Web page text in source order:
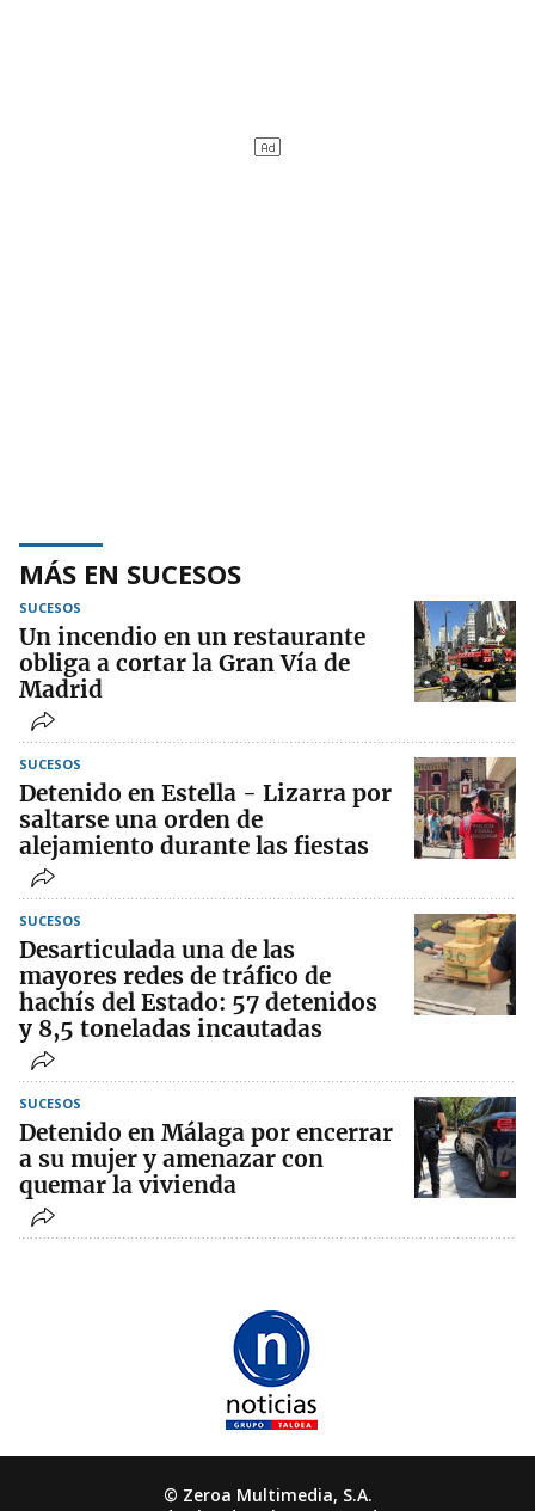
MÁS EN SUCESOS
SUCESOS
Un incendio en un restaurante
obliga a cortar la Gran Vía de
Madrid
SUCESOS
Detenido en Estella - Lizarra por
saltarse una orden de
alejamiento durante las fiestas
SUCESOS
Desarticulada una de las
mayores redes de tráfico de
hachís del Estado: 57 detenidos
y 8,5 toneladas incautadas
SUCESOS
Detenido en Málaga por encerrar
a su mujer y amenazar con
quemar la vivienda
© Zeroa Multimedia, S.A.